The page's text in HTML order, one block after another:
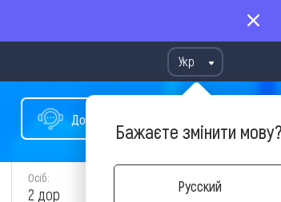
Укр
Бажаєте змінити
Русский
Допомога у виборі туру
Осіб:
2 дор ЗНАЙТИ